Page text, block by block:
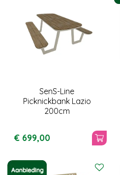
SenS-Line
Picknickbank Lazio
200cm
€ 699,00